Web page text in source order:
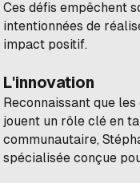
Ces défis empêchent
intentionnées de
impact positif.
L'innovation
Reconnaissant que
jouent un rôle clé en
communautaire,
spécialisée conçue